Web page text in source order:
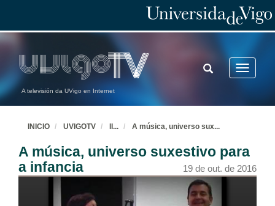
A televisión da UVigo en Internet
Toggle
TOGGLE
SEARCH
INICIO UVIGOTV ... A música, universo sux...
A música, universo suxestivo para
a infancia
19 de out. de 2016